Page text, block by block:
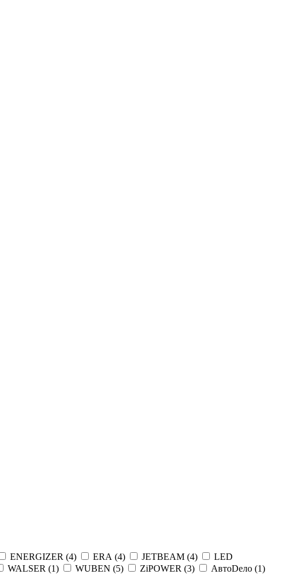
ENERGIZER (4) ERA (4) JETBEAM (4)
LED
WALSER (1) WUBEN (5) ZiPOWER (3) АвтоDело (1)